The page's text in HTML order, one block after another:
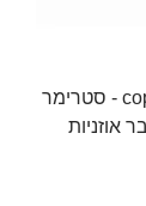
copy of Matrix Mini-i Pro 4 - סטרימר